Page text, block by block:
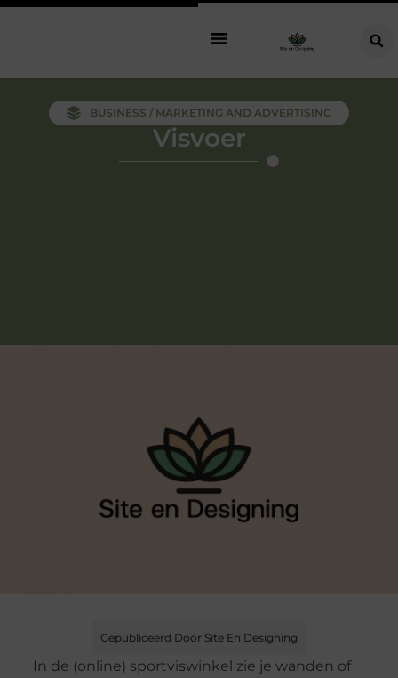
BUSINESS / MARKETING AND ADVERTISING
Visvoer
Gepubliceerd Door Site En Designing
In de (online) sportviswinkel zie je wanden of